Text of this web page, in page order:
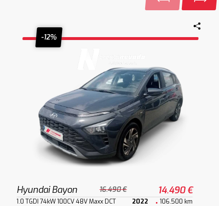
-12%
Hyundai Bayon 16.490 € 14.490 €
1.0 TGDI 74kW 100CV 48V Maxx DCT 2022 106.500 km